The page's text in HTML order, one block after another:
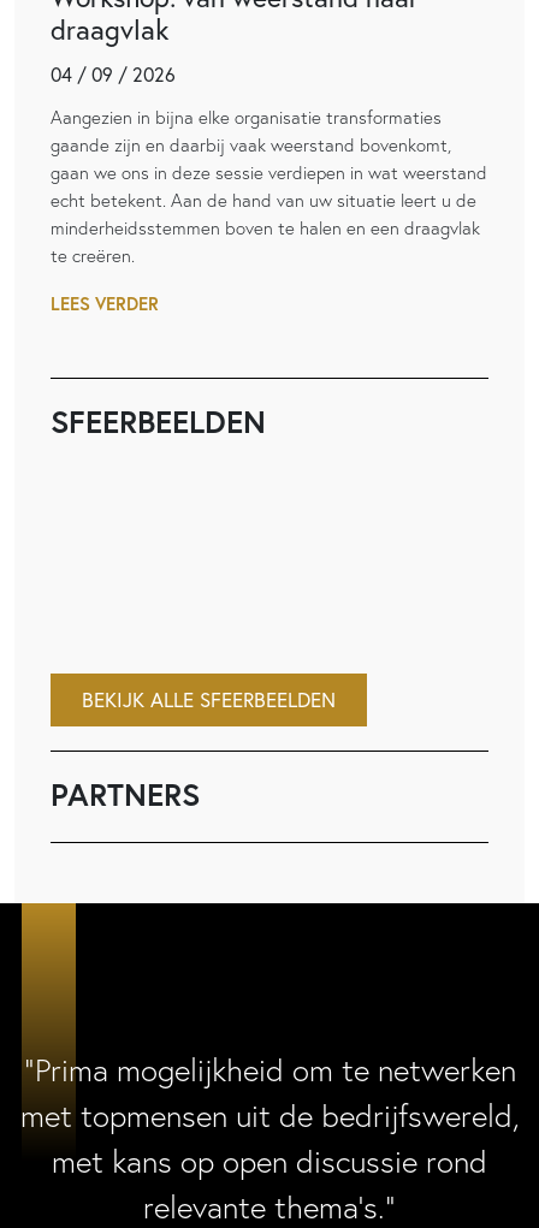
draagvlak
04 / 09 / 2026
Aangezien in bijna elke organisatie transformaties
gaande zijn en daarbij vaak weerstand bovenkomt,
gaan we ons in deze sessie verdiepen in wat weerstand
echt betekent. Aan de hand van uw situatie leert u de
minderheidsstemmen boven te halen en een draagvlak
te creëren.
LEES VERDER
SFEERBEELDEN
BEKIJK ALLE SFEERBEELDEN
PARTNERS
“Prima mogelijkheid om te netwerken
met topmensen uit de bedrijfswereld,
met kans op open discussie rond
relevante thema’s.”